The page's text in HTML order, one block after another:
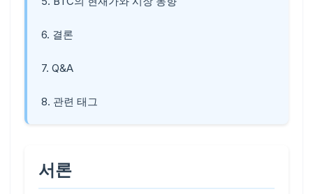
6. 결론
7. Q&A
8. 관련 태그
서론